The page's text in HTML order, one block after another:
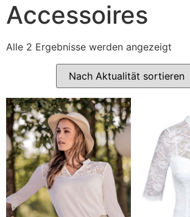
Accessoires
Alle 2 Ergebnisse werden angezeigt